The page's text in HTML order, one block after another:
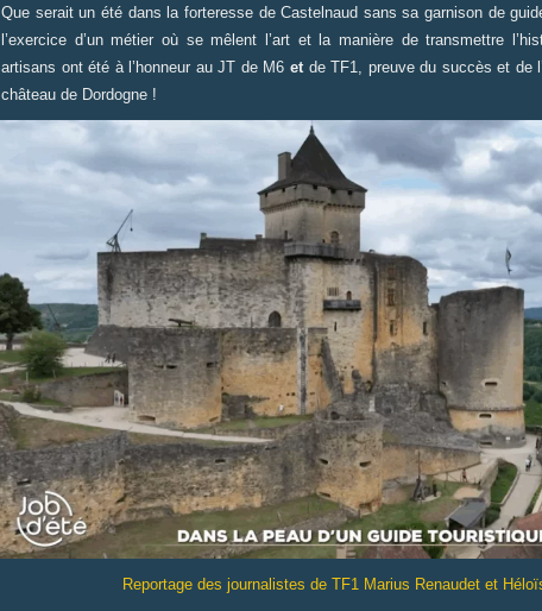
Que serait un été dans la forteresse de Castelnaud sans sa garnison de
l’exercice d’un métier où se mêlent l’art et la manière de transmettre
artisans ont été à l’honneur au JT de M6 etde TF1, preuve du succès et de
château de Dordogne !
Reportage des journalistes de TF1 Marius Renaudet et